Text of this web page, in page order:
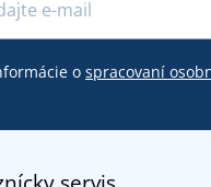
o spracovaní